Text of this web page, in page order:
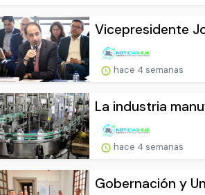
Vicepresidente
hace 4 semanas
La industria
hace 4 semanas
Gobernación y